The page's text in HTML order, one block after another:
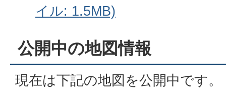
イル: 1.5MB)
公開中の地図情報
現在は下記の地図を公開中です。